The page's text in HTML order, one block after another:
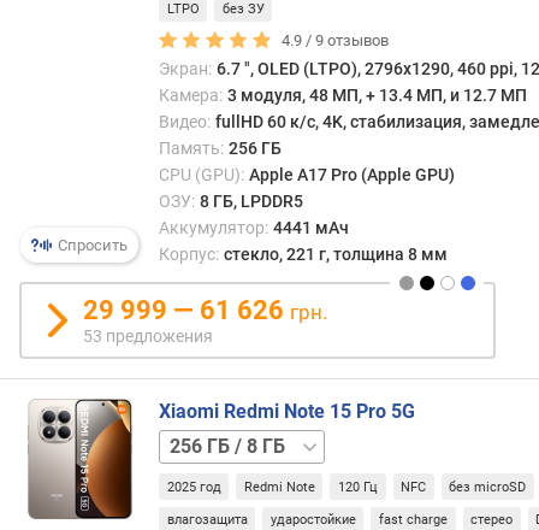
r
k
(
д
и
с
п
л
)
Спросить
LTPO без ЗУ
4.9 /9 отзывов
Экран: 6.7 ", OLED (LTPO), 2796х1290, 460 ppi,
Камера: 3 модуля, 48 МП, + 13.4 МП, и 12.7 МП
Видео: fullHD 60 к/с, 4K, стабилизация,
Память: 256 ГБ
CPU (GPU): Apple A17 Pro (Apple GPU)
ОЗУ: 8 ГБ, LPDDR5
Аккумулятор: 4441 мАч
Корпус: стекло, 221 г, толщина 8 мм
29 999 — 61 626 грн.
53 предложения
Xiaomi Redmi Note 15 Pro 5G
256 ГБ
/
12 ГБ512 ГБ
2025 год Redmi Note 120 Гц NFC без microSD
влагозащита ударостойкие fast charge стерео